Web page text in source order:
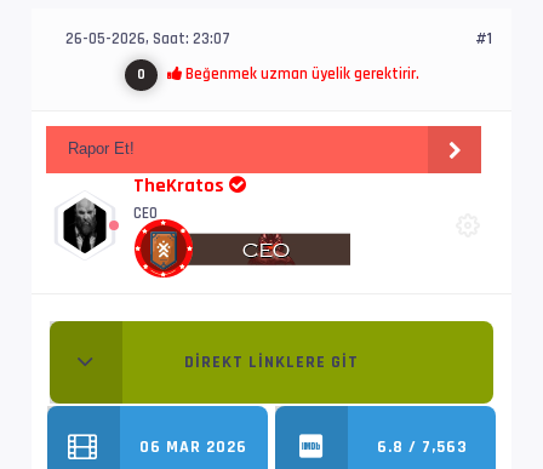
26-05-2026, Saat: 23:07
0 Beğenmek uzman üyelik gerektirir.
#1
Rapor Et!
TheKratos
CEO
DIREKT LINKLERE GIT
06 MAR 2026 6.8 / 7,563